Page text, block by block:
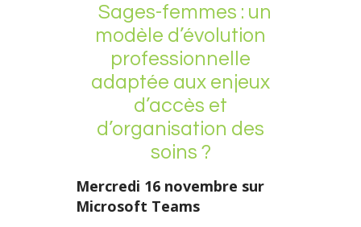
Sages-femmes : un
modèle d’évolution
professionnelle
adaptée aux enjeux
d’accès et
d’organisation des
soins ?
Mercredi 16 novembre sur
Microsoft Teams